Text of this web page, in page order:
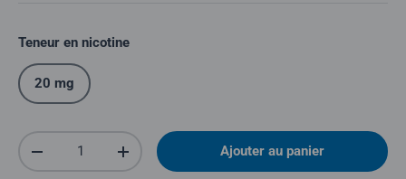
Teneur en nicotine
20 mg
Quantité
Réduire la quantitéAugmenter la quantitéAjouter au panier